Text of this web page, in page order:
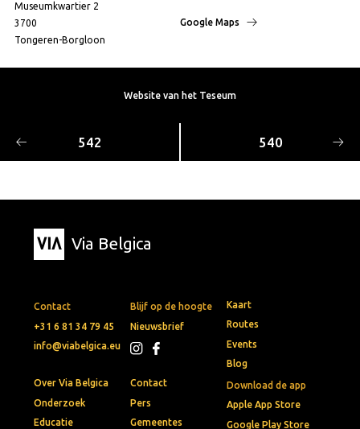
Museumkwartier 2
3700
Tongeren-Borgloon
Google Maps
Website van het Teseum
542 540
Via Belgica
Contact
+31 6 81 34 79 45
info@viabelgica.eu
Blijf op de hoogte
Nieuwsbrief
Download de app
Apple App Store
Google Play Store
Kaart
Routes
Events
Blog
Over Via Belgica
Onderzoek
Educatie
Contact
Pers
Gemeentes